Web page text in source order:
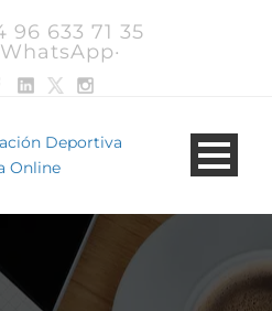
96 633 71 35